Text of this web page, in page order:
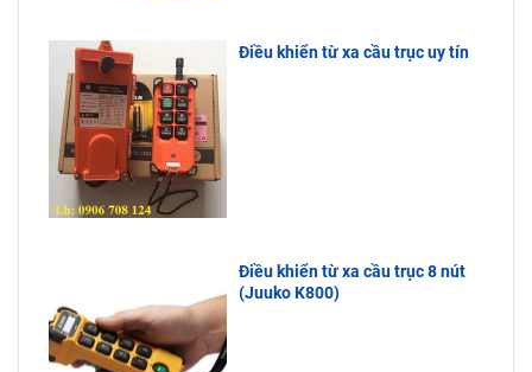
Điều khiển từ xa cầu trục uy tín
Điều khiển từ xa cầu trục 8 nút
(Juuko K800)